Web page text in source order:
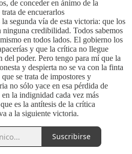
de conceder en ánimo de la
de encuerarlos
segunda vía de esta victoria: que los
ninguna credibilidad. Todos sabemos
en todos lados. El gobierno los
y que la crítica no llegue
del poder. Pero tengo para mí que la
y despierta no se va con la finta
se trata de impostores y
no sólo yace en esa pérdida de
la indignidad cada vez más
es la antítesis de la crítica
a la siguiente victoria.
Suscribirse